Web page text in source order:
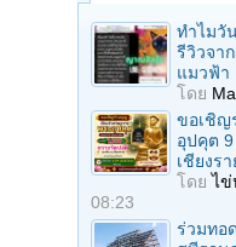
ทำไมวั
รีวิวจา
แมวฟ้า
โดย
ขอเชิญ
อุปคุต 9
เชียงรา
โดยไข่
08:23
ร่วมทอ